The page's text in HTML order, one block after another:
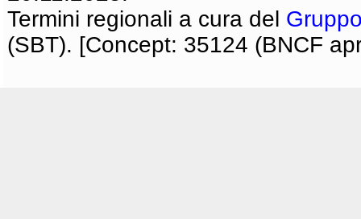
Termini regionali a cura del
(SBT). [Concept: 35124 (BNCF